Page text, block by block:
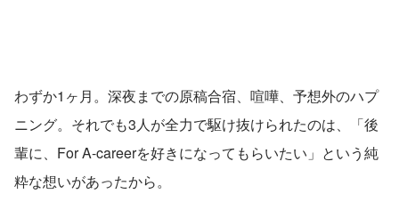
わずか1ヶ月。深夜までの原稿合宿、喧嘩、予想外のハプ
ニング。それでも3人が全力で駆け抜けられたのは、「後
輩に、For A-careerを好きになってもらいたい」という純
粋な想いがあったから。